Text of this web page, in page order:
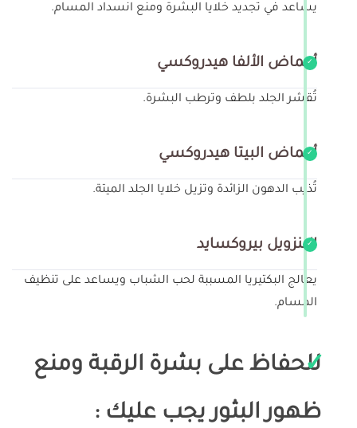
يساعد في تجديد خلايا البشرة ومنع انسداد المسام.
أحماض الألفا هيدروكسي
تُقشر الجلد بلطف وترطب البشرة.
أحماض البيتا هيدروكسي
تُذيب الدهون الزائدة وتزيل خلايا الجلد الميتة.
البنزويل بيروكسايد
يعالج البكتيريا المسببة لحب الشباب ويساعد على تنظيف
المسام.
للحفاظ على بشرة الرقبة ومنع
ظهور البثور يجب عليك :